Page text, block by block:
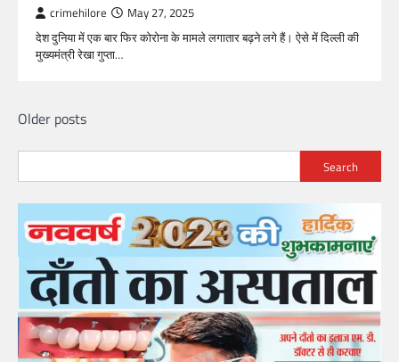
crimehilore May 27, 2025
देश दुनिया में एक बार फिर कोरोना के मामले लगातार बढ़ने लगे हैं। ऐसे में दिल्ली की
मुख्यमंत्री रेखा गुप्ता…
Posts
navigation
Older posts
Search